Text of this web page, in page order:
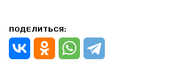
ПОДЕЛИТЬСЯ: